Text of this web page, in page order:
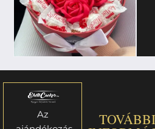
Az
TOVÁBBI